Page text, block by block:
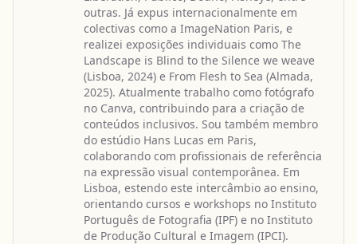
outras. Já expus internacionalmente em
colectivas como a ImageNation Paris, e
realizei exposições individuais como The
Landscape is Blind to the Silence we weave
(Lisboa, 2024) e From Flesh to Sea (Almada,
2025). Atualmente trabalho como fotógrafo
no Canva, contribuindo para a criação de
conteúdos inclusivos. Sou também membro
do estúdio Hans Lucas em Paris,
colaborando com profissionais de referência
na expressão visual contemporânea. Em
Lisboa, estendo este intercâmbio ao ensino,
orientando cursos e workshops no Instituto
Português de Fotografia (IPF) e no Instituto
de Produção Cultural e Imagem (IPCI).